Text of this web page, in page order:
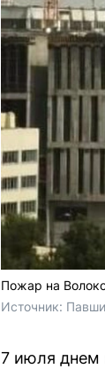
Пожар на
Источник:
7 июля днем